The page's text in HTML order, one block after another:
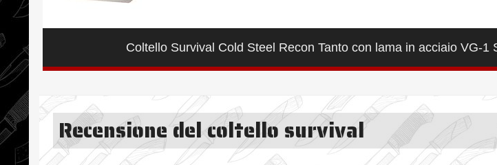
Coltello Survival Cold Steel Recon Tanto con lama in acciaio VG-1
Recensione del coltello survival